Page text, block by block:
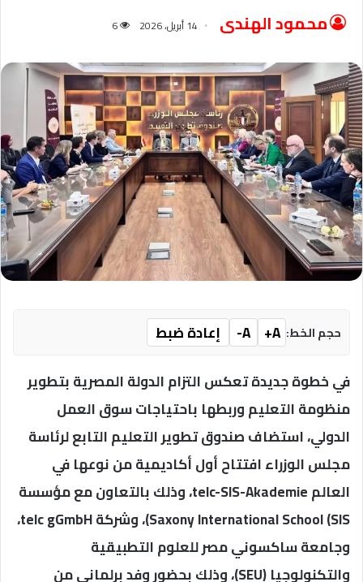
محمود الهندى 14 أبريل، 2026 6
حجم الخط: A+
A-
إعادة ضبط
في خطوة جديدة تعكس التزام الدولة المصرية بتطوير
منظومة التعليم وربطها باحتياجات سوق العمل
الدولي، استضاف صندوق تطوير التعليم التابع لرئاسة
مجلس الوزراء افتتاح أول أكاديمية من نوعها في
العالم telc-SIS-Akademie، وذلك بالتعاون مع مؤسسة
Saxony International School (SIS)، وشركة telc gGmbH،
وجامعة ساكسوني مصر للعلوم التطبيقية
والتكنولوجيا (SEU)، وذلك بحضور وفد برلماني من